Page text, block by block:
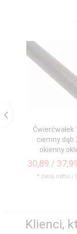
Ćwierćwałek
ciemny dąb
okienny
30,89 /
* cena netto /
Klienci,